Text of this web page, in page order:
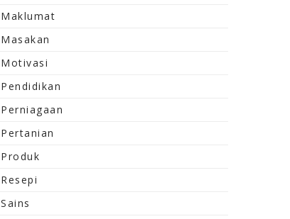
Maklumat
Masakan
Motivasi
Pendidikan
Perniagaan
Pertanian
Produk
Resepi
Sains